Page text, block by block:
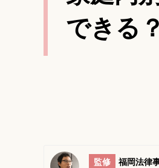
できる？
監修
福岡法律